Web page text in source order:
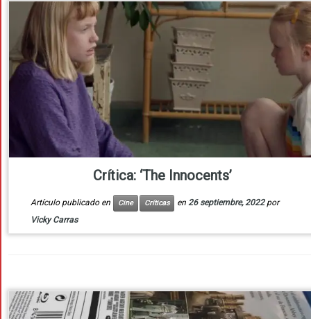
Crítica: ‘The Innocents’
Artículo publicado en Cine Críticas en 26 septiembre, 2022 por
Vicky Carras